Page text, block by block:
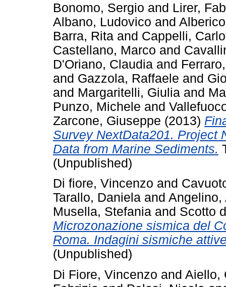
Bonomo, Sergio and Lirer,
Albano, Ludovico and
Barra, Rita and Cappelli,
Castellano, Marco and
D'Oriano, Claudia and
and Gazzola, Raffaele and
and Margaritelli, Giulia and
Punzo, Michele and
Zarcone, Giuseppe (2013)
Survey NextData201. Project
Data from Marine Sediments.
(Unpublished)
Di fiore, Vincenzo and
Tarallo, Daniela and Angelino,
Musella, Stefania and Scotto
Microzonazione sismica del
Roma. Indagini sismiche
(Unpublished)
Di Fiore, Vincenzo and Aiello,